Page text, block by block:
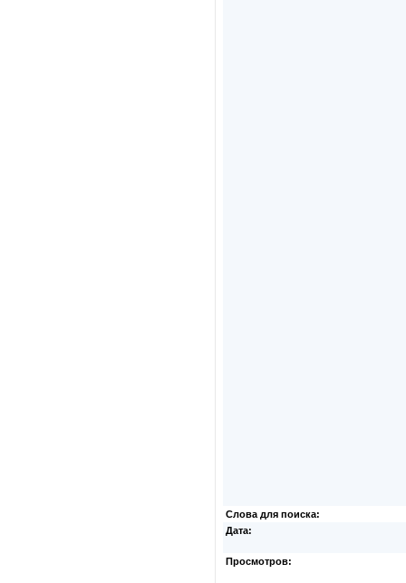
Слова для поиска:
Дата:
Просмотров: